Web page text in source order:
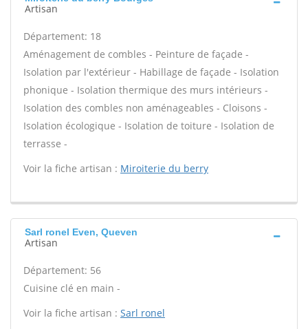
Artisan
Département: 18
Aménagement de combles - Peinture de façade -
Isolation par l'extérieur - Habillage de façade - Isolation
phonique - Isolation thermique des murs intérieurs -
Isolation des combles non aménageables - Cloisons -
Isolation écologique - Isolation de toiture - Isolation de
terrasse -
Voir la fiche artisan : Miroiterie du berry
Sarl ronel Even, Queven
Artisan
Département: 56
Cuisine clé en main -
Voir la fiche artisan : Sarl ronel